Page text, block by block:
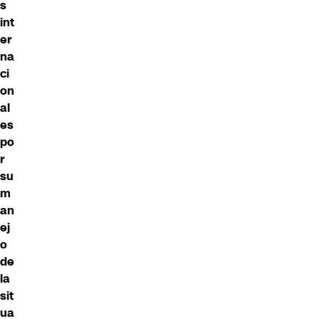
s
int
er
na
ci
on
al
es
po
r
su
m
an
ej
o
de
la
sit
ua